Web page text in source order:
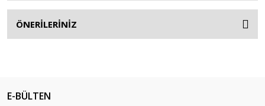
ÖNERİLERİNİZ
E-BÜLTEN